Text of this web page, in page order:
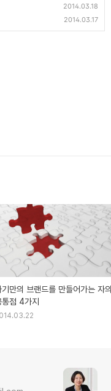
2014.03.18
2014.03.17
기만의 브랜드를 만들어가는 자의
통점 4가지